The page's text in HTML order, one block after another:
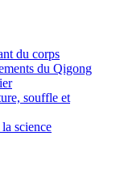
du corps
du Qigong
souffle et
science